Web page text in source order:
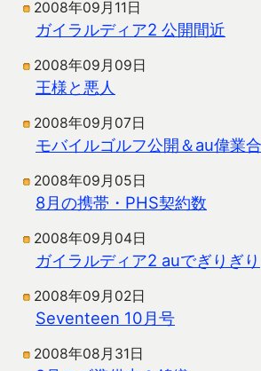
2008年09月11日
ガイラルディア2 公開間近
2008年09月09日
王様と悪人
2008年09月07日
モバイルゴルフ公開＆au偉業
2008年09月05日
8月の携帯・PHS契約数
2008年09月04日
ガイラルディア2 auでぎりぎり
2008年09月02日
Seventeen 10月号
2008年08月31日